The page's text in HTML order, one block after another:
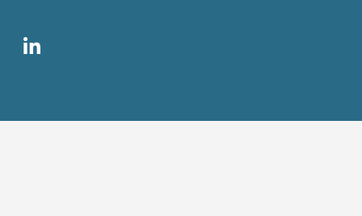
Ga naar LinkedIn